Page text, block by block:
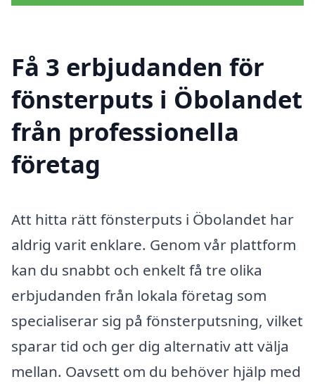
Få 3 erbjudanden för
fönsterputs i Öbolandet
från professionella
företag
Att hitta rätt fönsterputs i Öbolandet har
aldrig varit enklare. Genom vår plattform
kan du snabbt och enkelt få tre olika
erbjudanden från lokala företag som
specialiserar sig på fönsterputsning, vilket
sparar tid och ger dig alternativ att välja
mellan. Oavsett om du behöver hjälp med